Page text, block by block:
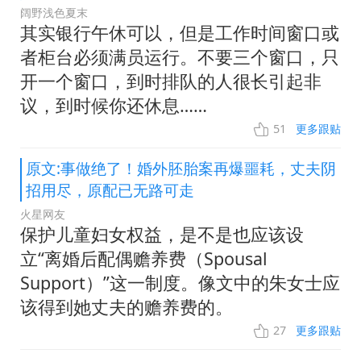
阔野浅色夏末
其实银行午休可以，但是工作时间窗口或
者柜台必须满员运行。不要三个窗口，只
开一个窗口，到时排队的人很长引起非
议，到时候你还休息……
51 更多跟贴
原文:事做绝了！婚外胚胎案再爆噩耗，丈夫阴
招用尽，原配已无路可走
火星网友
保护儿童妇女权益，是不是也应该设
立“离婚后配偶赡养费（Spousal
Support）”这一制度。像文中的朱女士应
该得到她丈夫的赡养费的。
27 更多跟贴